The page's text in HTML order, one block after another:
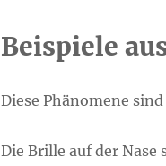
Beispiele
Diese Phänomene
Die Brille auf der